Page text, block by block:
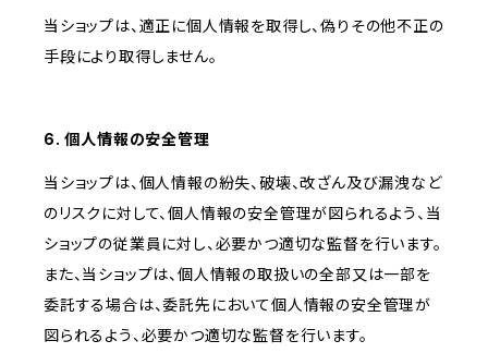
当ショップは、適正に個人情報を取得し、偽りその他不正の
手段により取得しません。
6. 個人情報の安全管理
当ショップは、個人情報の紛失、破壊、改ざん及び漏洩など
のリスクに対して、個人情報の安全管理が図られるよう、当
ショップの従業員に対し、必要かつ適切な監督を行います。
また、当ショップは、個人情報の取扱いの全部又は一部を
委託する場合は、委託先において個人情報の安全管理が
図られるよう、必要かつ適切な監督を行います。